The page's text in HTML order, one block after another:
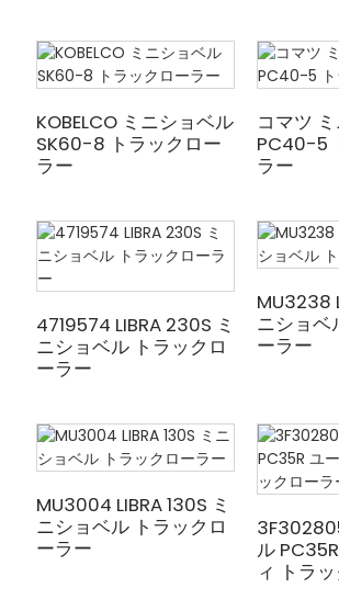
KOBELCO ミニショベル
SK60-8 トラックロー
ラー
コマツ
PC40-5
ラー
4719574 LIBRA 230S ミ
ニショベル トラックロ
ーラー
MU3238
ニショベ
ーラー
MU3004 LIBRA 130S ミ
ニショベル トラックロ
ーラー
ル
ィ トラ